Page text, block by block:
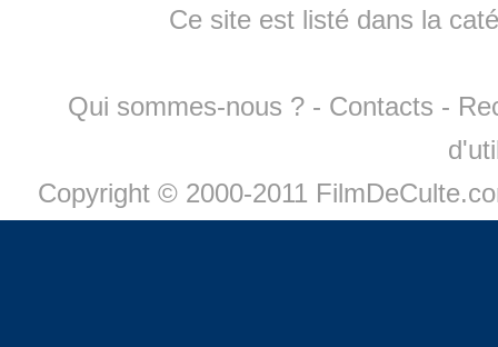
Ce site est listé dans la
Qui sommes-nous ? - Contacts -
Copyright © 2000-2011